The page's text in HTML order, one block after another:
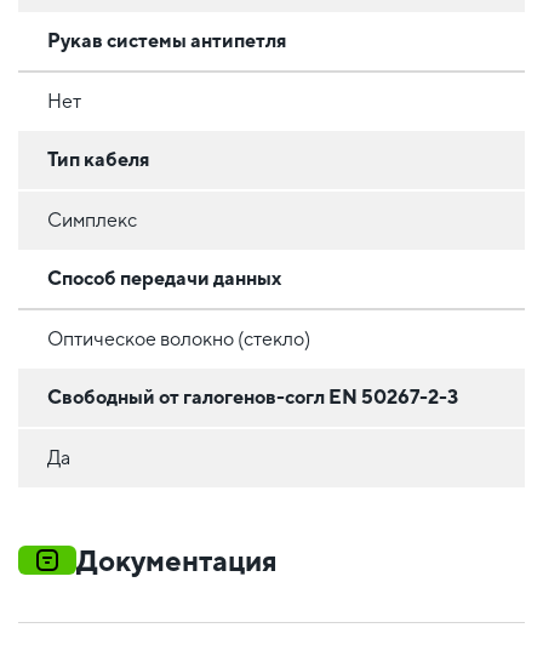
Рукав системы антипетля
Нет
Тип кабеля
Симплекс
Способ передачи данных
Оптическое волокно (стекло)
Свободный от галогенов-согл EN 50267-2-3
Да
Документация